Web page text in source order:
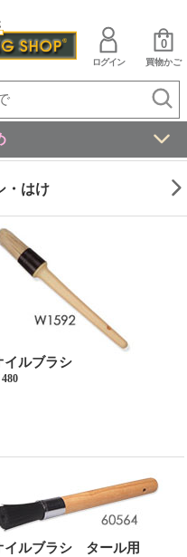
ログイン 買物かご
0
・はけ
イルブラシ
480
イルブラシ タール用